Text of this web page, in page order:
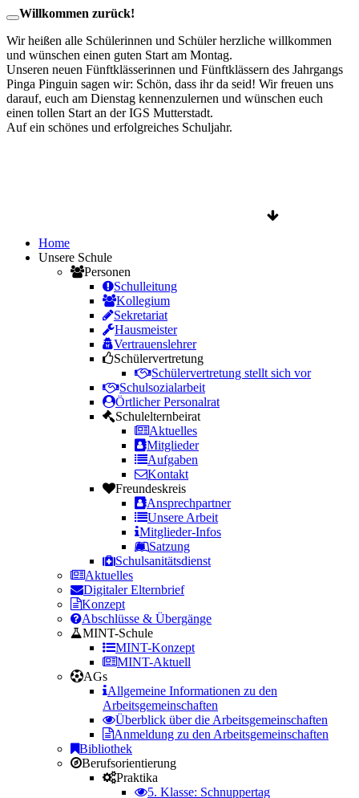
Willkommen zurück!
Wir heißen alle Schülerinnen und Schüler herzliche willkommen
und wünschen einen guten Start am Montag.
Unseren neuen Fünftklässerinnen und Fünftklässern des Jahrgangs
Pinga Pinguin sagen wir: Schön, dass ihr da seid! Wir freuen uns
darauf, euch am Dienstag kennenzulernen und wünschen euch
einen tollen Start an der IGS Mutterstadt.
Auf ein schönes und erfolgreiches Schuljahr.
Home
Unsere Schule
Personen
Schulleitung
Kollegium
Sekretariat
Hausmeister
Vertrauenslehrer
Schülervertretung
Schülervertretung stellt sich vor
Schulsozialarbeit
Örtlicher Personalrat
Schulelternbeirat
Aktuelles
Mitglieder
Aufgaben
Kontakt
Freundeskreis
Ansprechpartner
Unsere Arbeit
Mitglieder-Infos
Satzung
Schulsanitätsdienst
Aktuelles
Digitaler Elternbrief
Konzept
Abschlüsse & Übergänge
MINT-Schule
MINT-Konzept
MINT-Aktuell
AGs
Allgemeine Informationen zu den
Arbeitsgemeinschaften
Überblick über die Arbeitsgemeinschaften
Anmeldung zu den Arbeitsgemeinschaften
Bibliothek
Berufsorientierung
Praktika
5. Klasse: Schnuppertag